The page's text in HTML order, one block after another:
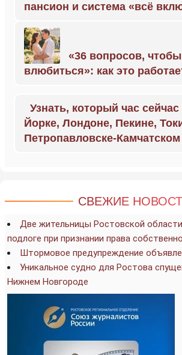
пансион и система «всё
«36 вопросов, чтобы
влюбиться»: как это
Узнать, который час
Йорке, Лондоне, Пекине,
Петропавловске-Камчатском
СВЕЖИЕ
Две жительницы Ростовской
подлоге при признании права
Штормовое предупреждение
Уникальное судно для Ростова
Нижнем Новгороде